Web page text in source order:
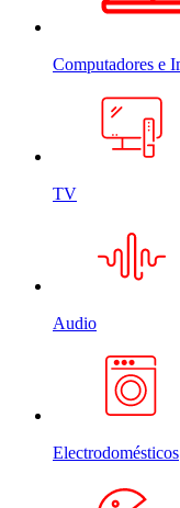
Computadores e
TV
Audio
Electrodomésticos